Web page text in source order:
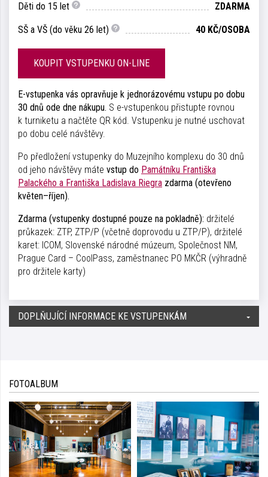
Děti do 15 let ZDARMA
SŠ a VŠ (do věku 26 let) 40 KČ/OSOBA
KOUPIT VSTUPENKU ON-LINE
E-vstupenka vás opravňuje k jednorázovému vstupu po dobu
30 dnů ode dne nákupu. S e-vstupenkou přistupte rovnou
k turniketu a načtěte QR kód. Vstupenku je nutné uschovat
po dobu celé návštěvy.
Po předložení vstupenky do Muzejního komplexu do 30 dnů
od jeho návštěvy máte vstup do Památníku Františka
Palackého a Františka Ladislava Riegra zdarma (otevřeno
květen–říjen).
Zdarma (vstupenky dostupné pouze na pokladně): držitelé
průkazek: ZTP, ZTP/P (včetně doprovodu u ZTP/P), držitelé
karet: ICOM, Slovenské národné múzeum, Společnost NM,
Prague Card – CoolPass, zaměstnanec PO MKČR (výhradně
pro držitele karty)
DOPLŇUJÍCÍ INFORMACE KE VSTUPENKÁM
FOTOALBUM